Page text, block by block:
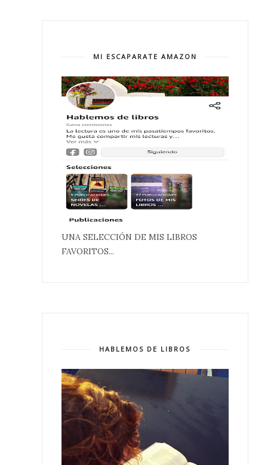
MI ESCAPARATE AMAZON
UNA SELECCIÓN DE MIS LIBROS
FAVORITOS...
HABLEMOS DE LIBROS